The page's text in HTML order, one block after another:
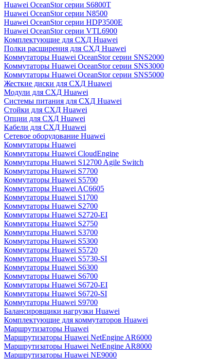
Huawei OceanStor серии S6800T
Huawei OceanStor серии N8500
Huawei OceanStor серии HDP3500E
Huawei OceanStor серии VTL6900
Комплектующие для СХД Huawei
Полки расширения для СХД Huawei
Коммутаторы Huawei OceanStor серии SNS2000
Коммутаторы Huawei OceanStor серии SNS3000
Коммутаторы Huawei OceanStor серии SNS5000
Жесткие диски для СХД Huawei
Модули для СХД Huawei
Системы питания для СХД Huawei
Стойки для СХД Huawei
Опции для СХД Huawei
Кабели для СХД Huawei
Сетевое оборудование Huawei
Коммутаторы Huawei
Коммутаторы Huawei CloudEngine
Коммутаторы Huawei S12700 Agile Switch
Коммутаторы Huawei S7700
Коммутаторы Huawei S5700
Коммутаторы Huawei AC6605
Коммутаторы Huawei S1700
Коммутаторы Huawei S2700
Коммутаторы Huawei S2720-EI
Коммутаторы Huawei S2750
Коммутаторы Huawei S3700
Коммутаторы Huawei S5300
Коммутаторы Huawei S5720
Коммутаторы Huawei S5730-SI
Коммутаторы Huawei S6300
Коммутаторы Huawei S6700
Коммутаторы Huawei S6720-EI
Коммутаторы Huawei S6720-SI
Коммутаторы Huawei S9700
Балансировщики нагрузки Huawei
Комплектующие для коммутаторов Huawei
Маршрутизаторы Huawei
Маршрутизаторы Huawei NetEngine AR6000
Маршрутизаторы Huawei NetEngine AR8000
Маршрутизаторы Huawei NE9000